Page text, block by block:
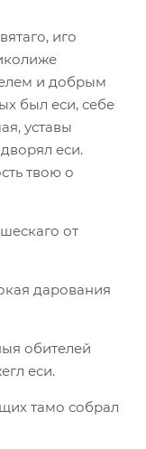
иго
и добрым
был еси, себе
уставы
еси.
твою о
от
дарования
обителей
еси.
тамо собрал